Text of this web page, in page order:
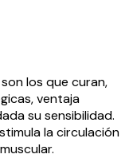
los que curan,
ventaja
su sensibilidad.
la circulación